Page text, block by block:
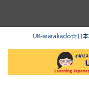
UK-warakado☆日